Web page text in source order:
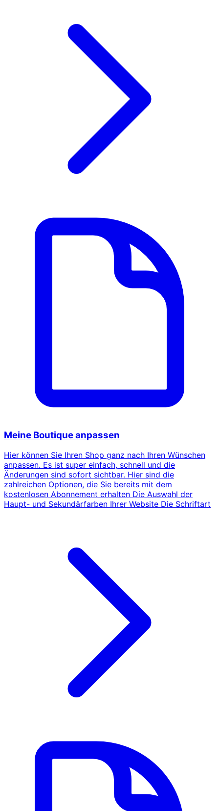
Meine Boutique anpassen
Hier können Sie Ihren Shop ganz nach Ihren Wünschen
anpassen. Es ist super einfach, schnell und die
Änderungen sind sofort sichtbar. Hier sind die
zahlreichen Optionen, die Sie bereits mit dem
kostenlosen Abonnement erhalten Die Auswahl der
Haupt- und Sekundärfarben Ihrer Website Die Schriftart